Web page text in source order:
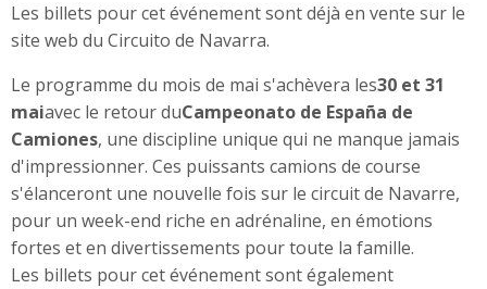
Les billets pour cet événement sont déjà en vente sur le
site web du Circuito de Navarra.
Le programme du mois de mai s'achèvera les30 et 31
maiavec le retour duCampeonato de España de
Camiones, une discipline unique qui ne manque jamais
d'impressionner. Ces puissants camions de course
s'élanceront une nouvelle fois sur le circuit de Navarre,
pour un week-end riche en adrénaline, en émotions
fortes et en divertissements pour toute la famille.
Les billets pour cet événement sont également